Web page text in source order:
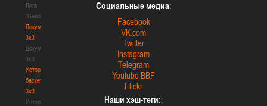
Лига
"Палова"
Документы
3х3
Документы
3х3
История
баскетбола
3х3
История
Социальные медиа:
Facebook
VK.com
Twitter
Instagram
Telegram
Youtube BBF
Flickr
Наши хэш-теги::